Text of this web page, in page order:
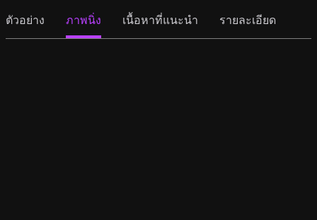
ตัวอย่าง ภาพนิ่ง เนื้อหาที่แนะนำ รายละเอียด